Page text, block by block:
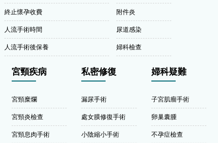
終止懷孕收費
人流手術時間
人流手術後保養
附件炎
尿道感染
婦科檢查
宮頸疾病
宮頸糜爛
宮頸炎檢查
宮頸息肉手術
私密修復
漏尿手術
處女膜修復手術
小陰縮小手術
婦科疑難
子宮肌瘤手術
卵巢囊腫
不孕症檢查